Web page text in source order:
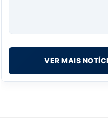
VER MAIS